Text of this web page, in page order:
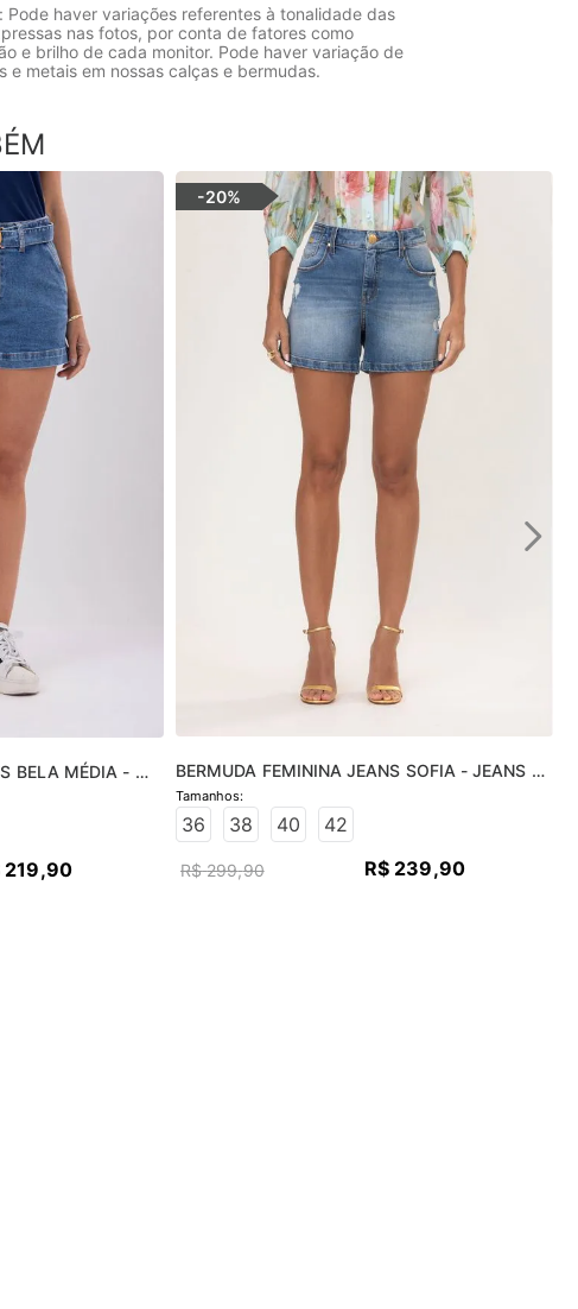
Pode haver variações referentes à tonalidade das
nas fotos, por conta de fatores como
e brilho de cada monitor. Pode haver variação de
e metais em nossas calças e bermudas.
BELA MÉDIA -
219,90
-20%
BERMUDA FEMININA JEANS SOFIA - JEANS
CLARO
36 38 40 42
R$ 299,90 R$ 239,90